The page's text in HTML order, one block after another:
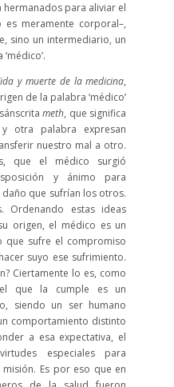
hermanados para aliviar el
es meramente corporal–,
sino un intermediario, un
y muerte de la medicina,
de la palabra ‘médico’
meth, que significa
y otra palabra expresan
nuestro mal a otro.
que el médico surgió
y ánimo para
que sufrían los otros.
Ordenando estas ideas
origen, el médico es un
que sufre el compromiso
suyo ese sufrimiento.
Ciertamente lo es, como
que la cumple es un
siendo un ser humano
comportamiento distinto
a esa expectativa, el
especiales para
Es por eso que en